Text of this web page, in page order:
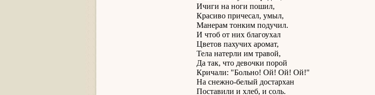
Ичиги на ноги пошил,
Красиво причесал, умыл,
Манерам тонким подучил.
И чтоб от них благоухал
Цветов пахучих аромат,
Тела натерли им травой,
Да так, что девочки порой
Кричали: "Больно! Ой! Ой! Ой!"
На снежно-белый достархан
Поставили и хлеб, и соль.